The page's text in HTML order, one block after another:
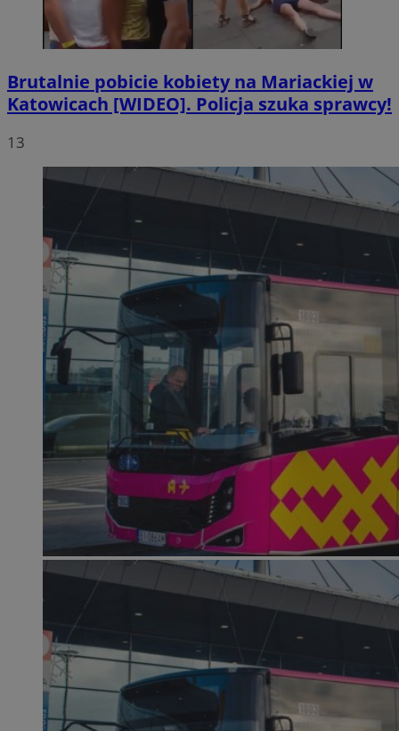
Brutalnie pobicie kobiety na Mariackiej w
Katowicach [WIDEO]. Policja szuka sprawcy!
13